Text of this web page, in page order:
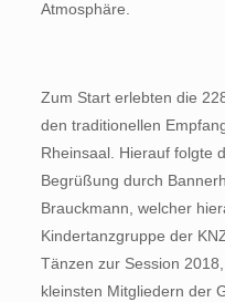
Atmosphäre.
Zum Start erlebten die
den traditionellen
Rheinsaal. Hierauf folgte
Begrüßung durch
Brauckmann, welcher
Kindertanzgruppe der
Tänzen zur Session
kleinsten Mitgliedern der